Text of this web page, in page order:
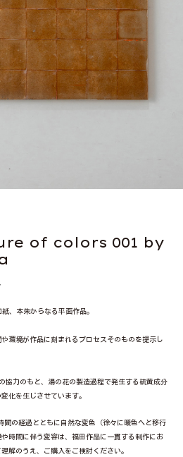
of colors 001 by
本朱からなる平面作品。
環境が作品に刻まれるプロセスそのものを提示し
協力のもと、湯の花の製造過程で発生する硫黄成分
化を生じさせています。
の経過とともに自然な変色（徐々に暖色へと移行
時間に伴う変容は、福田作品に一貫する制作にお
解のうえ、ご購入をご検討ください。